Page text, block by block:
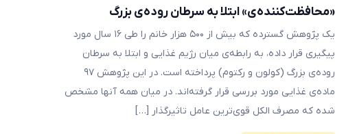
متفرقه
«محافظت‌کننده‌ی» ابتلا به سرطان‌ روده‌ی بزرگ
یک پژوهش گسترده که بیش از ۵۰۰ هزار خانم را طی ۱۶ سال مورد
پیگیری قرار داده، به رابطه‌ی میان رژیم غذایی و ابتلا به سرطان‌
روده‌ی بزرگ (کولون و رکتوم) پرداخته است. در این پژوهش ۹۷
ماده‌ی غذایی مورد بررسی قرار گرفته‌اند. در میان همه آنها مشخص
شده که مصرف الکل قوی‌ترین عامل تاثیرگذار […]